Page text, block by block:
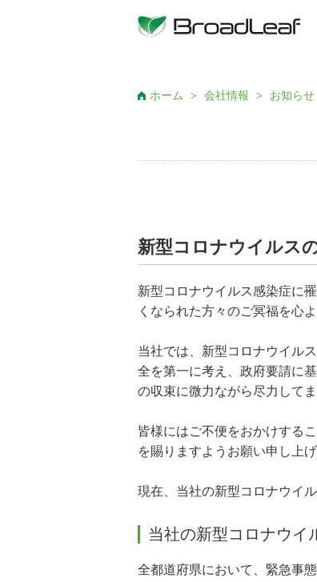
ホーム
> 会社情報 > お知らせ
新型コロナウイルス
新型コロナウイルス感染症に
くなられた方々のご冥福を心
当社では、新型コロナウイル
全を第一に考え、政府要請に
の収束に微力ながら尽力してま
皆様にはご不便をおかけする
を賜りますようお願い申し上げ
現在、当社の新型コロナウイ
当社の新型コロナウイ
全都道府県において、緊急事